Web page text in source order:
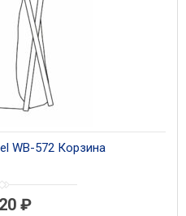
WB-572 Корзина
₽